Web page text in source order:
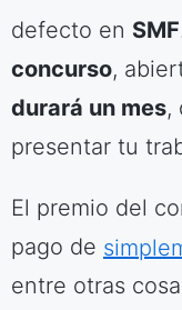
defecto en SMF
concurso,
durará un mes,
presentar tu
El premio del
pago de
entre otras